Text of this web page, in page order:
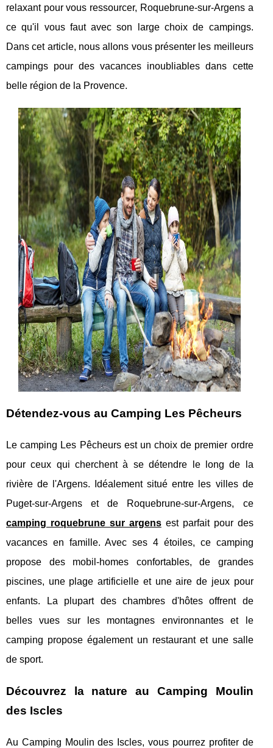
relaxant pour vous ressourcer, Roquebrune-sur-Argens a
ce qu'il vous faut avec son large choix de campings.
Dans cet article, nous allons vous présenter les meilleurs
campings pour des vacances inoubliables dans cette
belle région de la Provence.
Détendez-vous au Camping Les Pêcheurs
Le camping Les Pêcheurs est un choix de premier ordre
pour ceux qui cherchent à se détendre le long de la
rivière de l'Argens. Idéalement situé entre les villes de
Puget-sur-Argens et de Roquebrune-sur-Argens, ce
camping roquebrune sur argensest parfait pour des
vacances en famille. Avec ses 4 étoiles, ce camping
propose des mobil-homes confortables, de grandes
piscines, une plage artificielle et une aire de jeux pour
enfants. La plupart des chambres d'hôtes offrent de
belles vues sur les montagnes environnantes et le
camping propose également un restaurant et une salle
de sport.
Découvrez la nature au Camping Moulin
des Iscles
Au Camping Moulin des Iscles, vous pourrez profiter de